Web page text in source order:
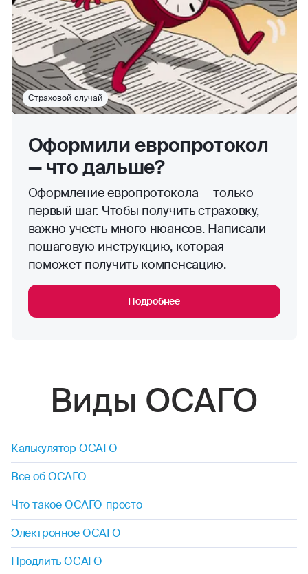
Страховой случай
Оформили европротокол
— что дальше?
Оформление европротокола — только
первый шаг. Чтобы получить страховку,
важно учесть много нюансов. Написали
пошаговую инструкцию, которая
поможет получить компенсацию.
Подробнее
Виды ОСАГО
Калькулятор ОСАГО
Все об ОСАГО
Что такое ОСАГО просто
Электронное ОСАГО
Продлить ОСАГО